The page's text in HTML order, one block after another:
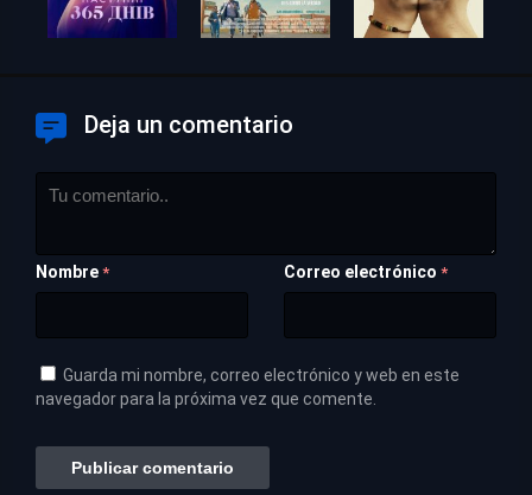
Deja un comentario
Nombre * Correo electrónico *
Guarda mi nombre, correo electrónico y web en este
navegador para la próxima vez que comente.